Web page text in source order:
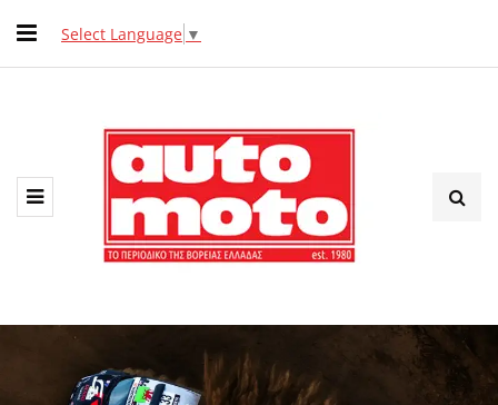
Select Language ▼